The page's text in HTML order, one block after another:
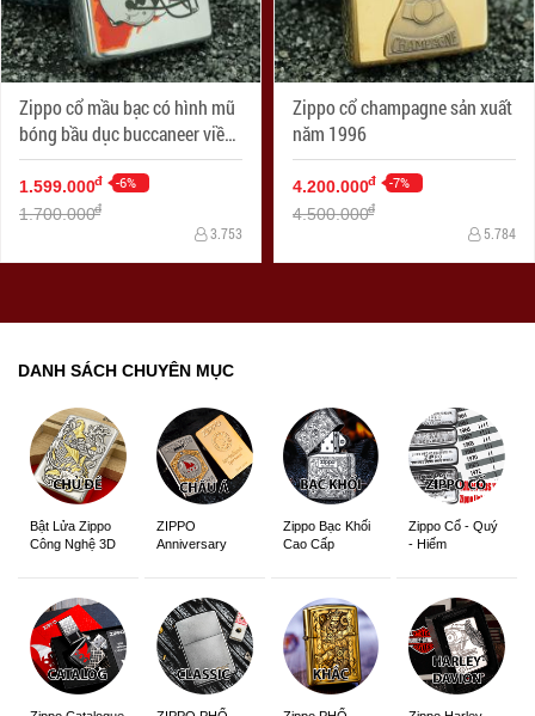
Zippo cổ mầu bạc có hình mũ
bóng bầu dục buccaneer viền
đỏ
1.599.000đ -6%
1.700.000đ
3.753
Zippo cổ champagne sản xuất
năm 1996
4.200.000đ -7%
4.500.000đ
5.784
DANH SÁCH CHUYÊN MỤC
Bật Lửa Zippo
Công Nghệ 3D
ZIPPO
Anniversary
Zippo Bạc Khối
Cao Cấp
Zippo Cổ - Quý
- Hiếm